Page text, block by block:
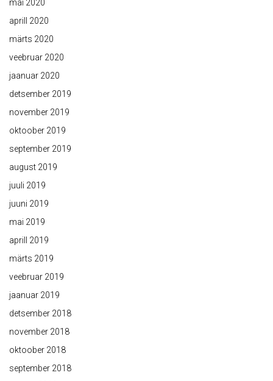
mai 2020
aprill 2020
märts 2020
veebruar 2020
jaanuar 2020
detsember 2019
november 2019
oktoober 2019
september 2019
august 2019
juuli 2019
juuni 2019
mai 2019
aprill 2019
märts 2019
veebruar 2019
jaanuar 2019
detsember 2018
november 2018
oktoober 2018
september 2018